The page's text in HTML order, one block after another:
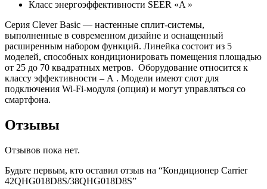
Класс энергоэффективности SEER «A »
Серия Clever Basic — настенные сплит-системы,
выполненные в современном дизайне и оснащенный
расширенным набором функций. Линейка состоит из 5
моделей, способных кондиционировать помещения площадью
от 25 до 70 квадратных метров. Оборудование относится к
классу эффективности – А . Модели имеют слот для
подключения Wi-Fi-модуля (опция) и могут управляться со
смартфона.
Отзывы
Отзывов пока нет.
Будьте первым, кто оставил отзыв на “Кондиционер Carrier
42QHG018D8S/38QHG018D8S”